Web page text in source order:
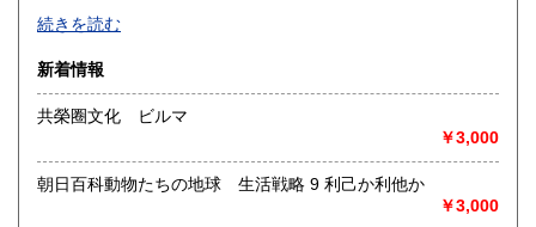
-
沿線名：-
最寄駅：-
営業時間：-
定休日：-
書籍の買取について
続きを読む
新着情報
共榮圈文化 ビルマ
￥3,000
朝日百科動物たちの地球 生活戦略 9 利己か利他か
￥3,000